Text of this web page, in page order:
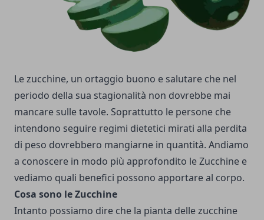
Le zucchine, un ortaggio buono e salutare che nel
periodo della sua stagionalità non dovrebbe mai
mancare sulle tavole. Soprattutto le persone che
intendono seguire regimi dietetici mirati alla perdita
di peso dovrebbero mangiarne in quantità. Andiamo
a conoscere in modo più approfondito le Zucchine e
vediamo quali benefici possono apportare al corpo.
Cosa sono le Zucchine
Intanto possiamo dire che la pianta delle zucchine